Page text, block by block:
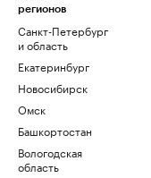
регионов
Санкт-Петербург
и область
Екатеринбург
Новосибирск
Омск
Башкортостан
Вологодская
область